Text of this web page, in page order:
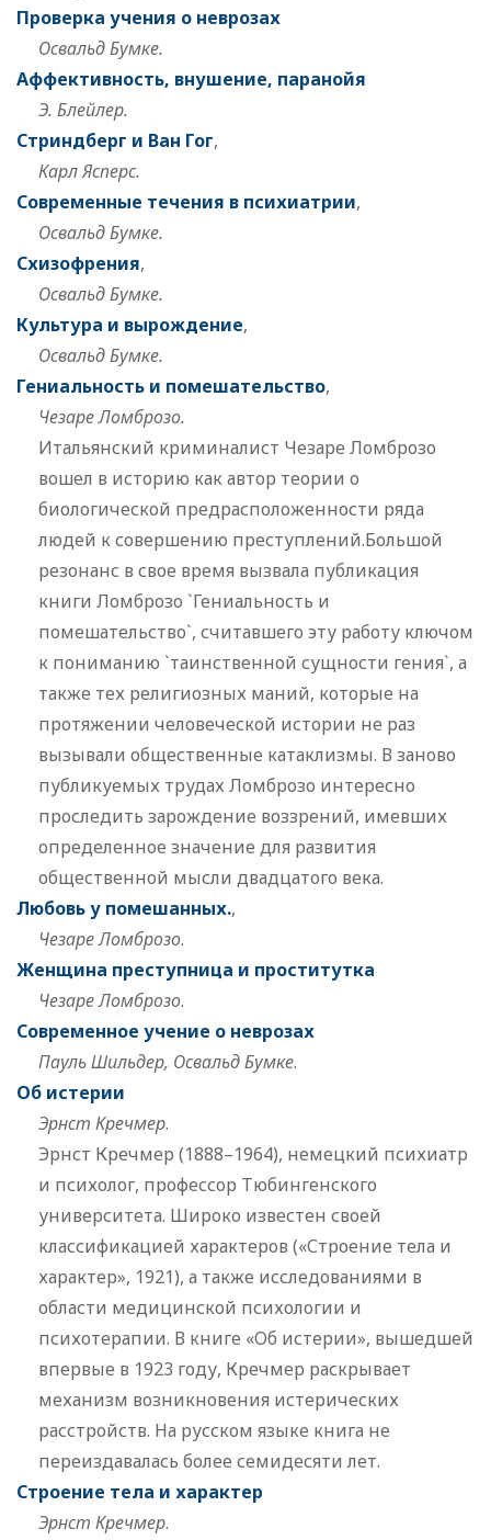
Проверка учения о неврозах
Освальд Бумке.
Аффективность, внушение, паранойя
Э. Блейлер.
Стриндберг и Ван Гог,
Карл Ясперс.
Современные течения в психиатрии,
Освальд Бумке.
Схизофрения,
Освальд Бумке.
Культура и вырождение,
Освальд Бумке.
Гениальность и помешательство,
Чезаре Ломброзо.
Итальянский криминалист Чезаре Ломброзо
вошел в историю как автор теории о
биологической предрасположенности ряда
людей к совершению преступлений.Большой
резонанс в свое время вызвала публикация
книги Ломброзо `Гениальность и
помешательство`, считавшего эту работу ключом
к пониманию `таинственной сущности гения`, а
также тех религиозных маний, которые на
протяжении человеческой истории не раз
вызывали общественные катаклизмы. В заново
публикуемых трудах Ломброзо интересно
проследить зарождение воззрений, имевших
определенное значение для развития
общественной мысли двадцатого века.
Любовь у помешанных.,
Чезаре Ломброзо.
Женщина преступница и проститутка
Чезаре Ломброзо.
Современное учение о неврозах
Пауль Шильдер, Освальд Бумке.
Об истерии
Эрнст Кречмер.
Эрнст Кречмер (1888–1964), немецкий психиатр
и психолог, профессор Тюбингенского
университета. Широко известен своей
классификацией характеров («Строение тела и
характер», 1921), а также исследованиями в
области медицинской психологии и
психотерапии. В книге «Об истерии», вышедшей
впервые в 1923 году, Кречмер раскрывает
механизм возникновения истерических
расстройств. На русском языке книга не
переиздавалась более семидесяти лет.
Строение тела и характер
Эрнст Кречмер.